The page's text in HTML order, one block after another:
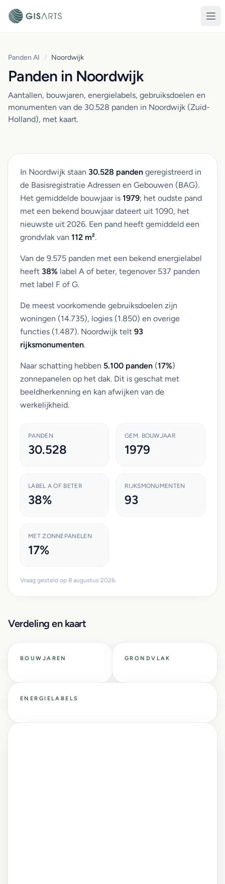
Panden AI / Noordwijk
Panden in Noordwijk
Aantallen, bouwjaren, energielabels, gebruiksdoelen en
monumenten van de 30.528 panden in Noordwijk (Zuid-
Holland), met kaart.
In Noordwijk staan 30.528 panden geregistreerd in
de Basisregistratie Adressen en Gebouwen (BAG).
Het gemiddelde bouwjaar is 1979; het oudste pand
met een bekend bouwjaar dateert uit 1090, het
nieuwste uit 2026. Een pand heeft gemiddeld een
grondvlak van 112 m².
Van de 9.575 panden met een bekend energielabel
heeft 38% label A of beter, tegenover 537 panden
met label F of G.
De meest voorkomende gebruiksdoelen zijn
woningen (14.735), logies (1.850) en overige
functies (1.487). Noordwijk telt 93
rijksmonumenten.
Naar schatting hebben 5.100 panden (17%)
zonnepanelen op het dak. Dit is geschat met
beeldherkenning en kan afwijken van de
werkelijkheid.
PANDEN
30.528
GEM. BOUWJAAR
1979
LABEL A OF BETER
38%
RIJKSMONUMENTEN
93
MET ZONNEPANELEN
17%
Vraag gesteld op 8 augustus 2026.
Verdeling en kaart
BOUWJAREN GRONDVLAK
ENERGIELABELS